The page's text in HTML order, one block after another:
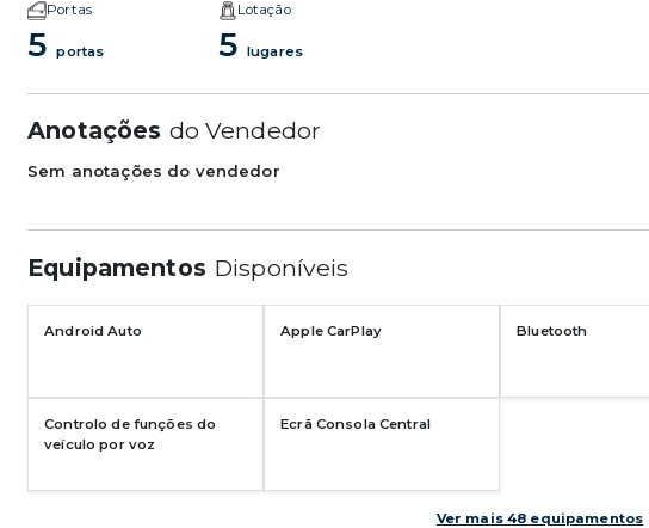
Portas
5portas
Lotação
5lugares
Anotações do Vendedor
Sem anotações do vendedor
Equipamentos Disponíveis
Android Auto Apple CarPlay Bluetooth
Controlo de funções do
veículo por voz
Ecrã Consola Central
Ver mais 48 equipamentos